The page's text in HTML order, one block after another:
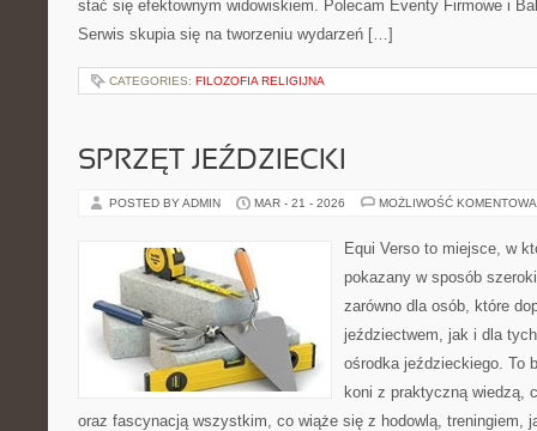
stać się efektownym widowiskiem. Polecam Eventy Firmowe i
Serwis skupia się na tworzeniu wydarzeń […]
CATEGORIES: FILOZOFIA RELIGIJNA
SPRZĘT JEŹDZIECKI
POSTED BY ADMIN MAR - 21 - 2026 MOŻLIWOŚĆ
Equi Verso to miejsce, w
pokazany w sposób
zarówno dla osób, które
jeździectwem, jak i dla
ośrodka jeździeckiego. To
koni z praktyczną wiedzą,
oraz fascynacją wszystkim, co wiąże się z hodowlą, treningiem,